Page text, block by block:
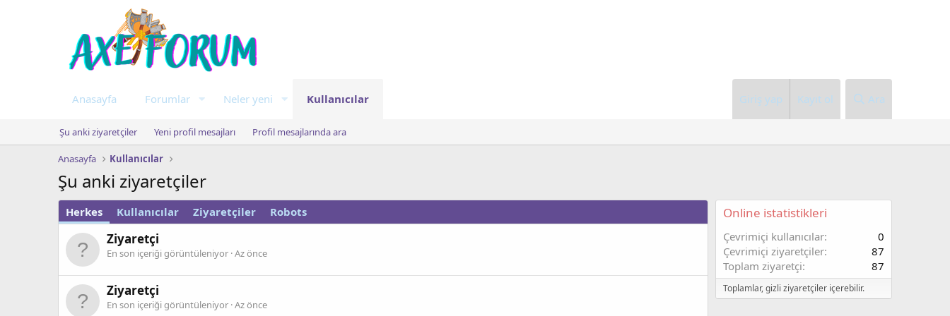
Anasayfa Forumlar Neler yeni Kullanıcılar Giriş yap Kayıt ol Ara
Şu anki ziyaretçiler Yeni profil mesajları Profil mesajlarında ara
Anasayfa Kullanıcılar
Şu anki ziyaretçiler
Herkes Kullanıcılar Ziyaretçiler Robots
Ziyaretçi
En son içeriği görüntüleniyor Az önce
Ziyaretçi
En son içeriği görüntüleniyor Az önce
Online istatistikleri
Çevrimiçi kullanıcılar
0
Çevrimiçi ziyaretçiler
87
Toplam ziyaretçi
87
Toplamlar, gizli ziyaretçiler içerebilir.